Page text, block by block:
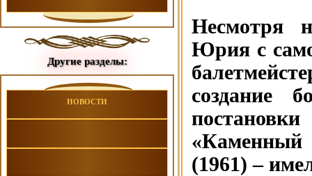
Другие разделы:
НОВОСТИ
Несмотря
Юрия с
создание
«Каменный
(1961) –